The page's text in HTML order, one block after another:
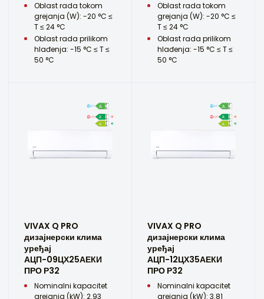
Oblast rada tokom
grejanja (W): -20 °C ≤
T ≤ 24 °C
Oblast rada prilikom
hlađenja: -15 °C ≤ T ≤
50 °C
Oblast rada tokom
grejanja (W): -20 °C ≤
T ≤ 24 °C
Oblast rada prilikom
hlađenja: -15 °C ≤ T ≤
50 °C
VIVAX Q PRO
дизајнерски клима
уређај
АЦП-09ЦХ25АЕКИ
ПРО Р32
Nominalni kapacitet
grejanja (kW): 2.93
VIVAX Q PRO
дизајнерски клима
уређај
АЦП-12ЦХ35АЕКИ
ПРО Р32
Nominalni kapacitet
grejanja (kW): 3.81